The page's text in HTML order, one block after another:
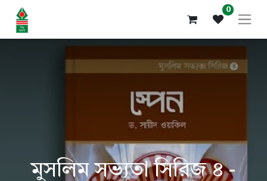
0
মুসলিম সভ্যতা সিরিজ ৪ -